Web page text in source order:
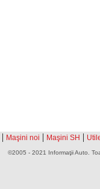
| Maşini noi | Maşini SH |
©2005 - 2021 Informaţii Auto.